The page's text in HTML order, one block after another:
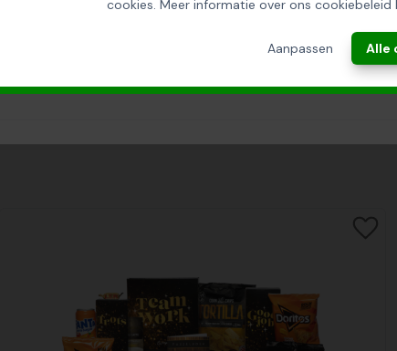
cookies. Meer informatie over ons cookiebeleid
Aanpassen Alle